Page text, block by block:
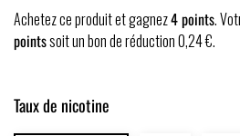
Achetez ce produit et gagnez4points.
pointssoit un bon de réduction0,24 €.
Taux de nicotine